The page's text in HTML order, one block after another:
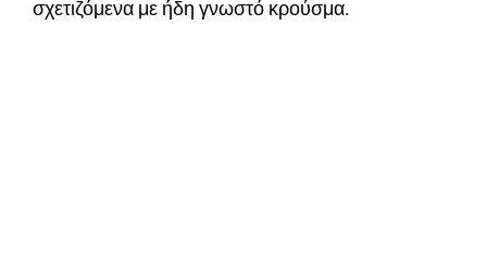
σχετιζόμενα με ήδη γνωστό κρούσμα.